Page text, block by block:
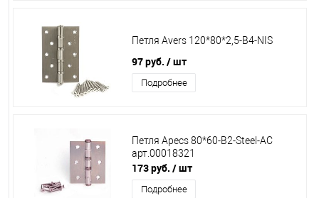
Петля Avers 120*80*2,5-B4-NIS
97 руб. / шт
Подробнее
Петля Apecs 80*60-B2-Steel-AC
арт.00018321
173 руб. / шт
Подробнее